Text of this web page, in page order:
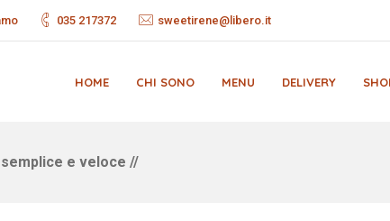
035 217372 sweetirene@libero.it
HOME CHI SONO MENU DELIVERY
e veloce //